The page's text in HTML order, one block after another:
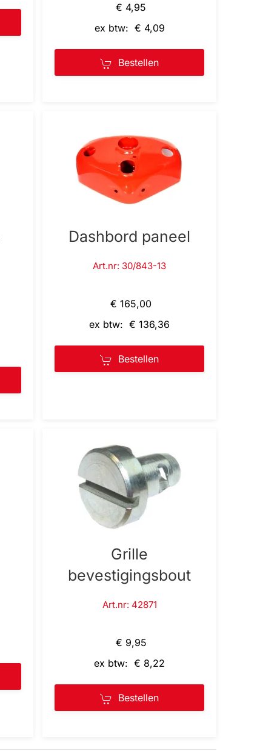
€ 4,95
ex btw: € 4,09
Bestellen
Dashbord paneel
Art.nr: 30/843-13
€ 165,00
ex btw: € 136,36
Bestellen
Grille
bevestigingsbout
Art.nr: 42871
€ 9,95
ex btw: € 8,22
Bestellen